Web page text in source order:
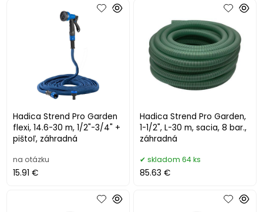
Hadica Strend Pro Garden
flexi, 14.6-30 m, 1/2"-3/4" +
pištoľ, záhradná
na otázku
15.91 €
Hadica Strend Pro Garden,
1-1/2", L-30 m, sacia, 8 bar.,
záhradná
skladom 64 ks
85.63 €